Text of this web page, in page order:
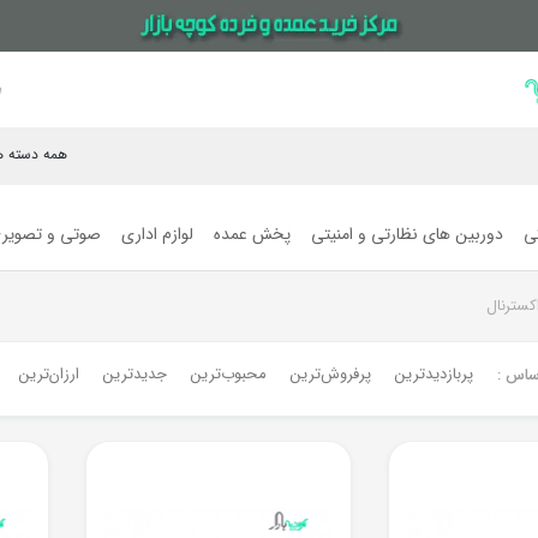
همه دسته
دوربین های نظارتی و امنیتی پخش عمده لوازم اداری صوتی و
: پربازدیدترین پرفروش‌ترین‌ محبوب‌ترین جدیدترین ارزان‌ترین